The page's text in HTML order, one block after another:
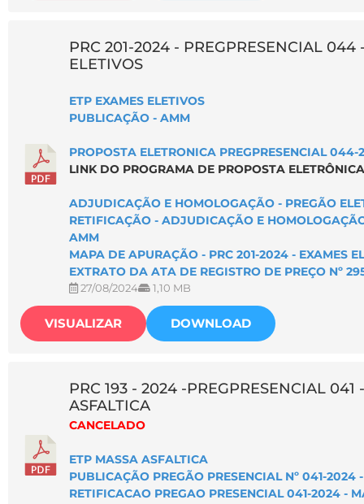
PRC 201-2024 - PREGPRESENCIAL 044
ELETIVOS
ETP EXAMES ELETIVOS
PUBLICAÇÃO - AMM
PROPOSTA ELETRONICA PREGPRESENCIAL 044-
LINK DO PROGRAMA DE PROPOSTA
ADJUDICAÇÃO E HOMOLOGAÇÃO - PREGÃO
RETIFICAÇÃO - ADJUDICAÇÃO E
AMM
MAPA DE APURAÇÃO - PRC 201-2024 - EXAMES
EXTRATO DA ATA DE REGISTRO DE PREÇO Nº
27/08/2024 1,10 MB
VISUALIZAR DOWNLOAD
PRC 193 - 2024 -PREGPRESENCIAL
ASFALTICA
CANCELADO
ETP MASSA ASFALTICA
PUBLICAÇÃO PREGÃO PRESENCIAL Nº 041-2024
RETIFICACAO PREGAO PRESENCIAL 041-2024 -